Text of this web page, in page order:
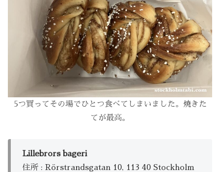
5つ買ってその場でひとつ食べてしまいました。焼きた
てが最高。
Lillebrors bageri
住所 : Rörstrandsgatan 10, 113 40 Stockholm